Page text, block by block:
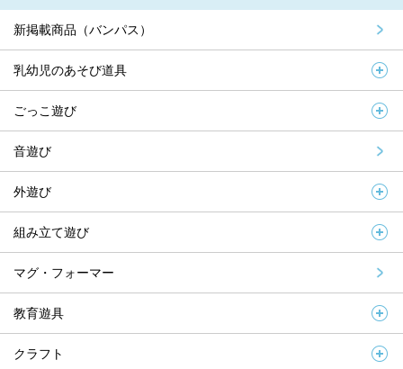
新掲載商品（バンパス）
乳幼児のあそび道具
ごっこ遊び
音遊び
外遊び
組み立て遊び
マグ・フォーマー
教育遊具
クラフト